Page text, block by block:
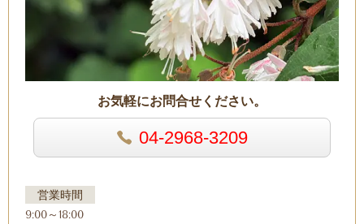
お気軽にお問合せください。
04-2968-3209
営業時間
9:00～18:00